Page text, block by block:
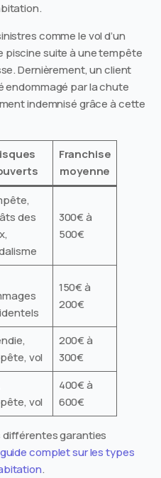
comme le vol d’un
piscine suite à une tempête
Dernièrement, un client
endommagé par la chute
indemnisé grâce à cette
Franchise
moyenne
des
300€ à
500€
150€ à
200€
vol
200€ à
300€
vol
400€ à
600€
différentes garanties
guide complet sur les types
.